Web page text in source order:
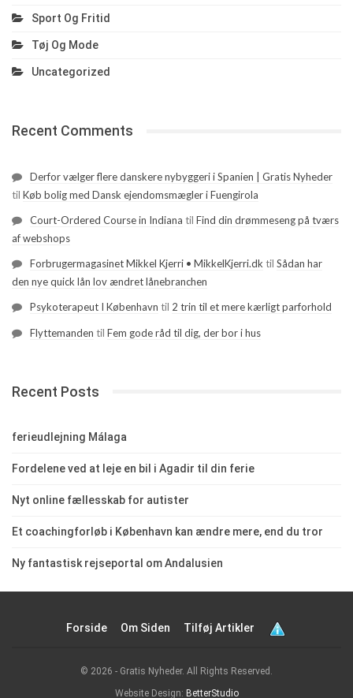
Sport Og Fritid
Tøj Og Mode
Uncategorized
Recent Comments
Derfor vælger flere danskere nybyggeri i Spanien | Gratis Nyheder
til Køb bolig med Dansk ejendomsmægler i Fuengirola
Court-Ordered Course in Indiana til Find din drømmeseng på tværs
af webshops
Forbrugermagasinet Mikkel Kjerri • MikkelKjerri.dk til Sådan har
den nye quick lån lov ændret lånebranchen
Psykoterapeut I København til 2 trin til et mere kærligt parforhold
Flyttemanden til Fem gode råd til dig, der bor i hus
Recent Posts
ferieudlejning Málaga
Fordelene ved at leje en bil i Agadir til din ferie
Nyt online fællesskab for autister
Et coachingforløb i København kan ændre mere, end du tror
Ny fantastisk rejseportal om Andalusien
Forside Om Siden Tilføj Artikler
© 2026 - Gratis Nyheder. All Rights Reserved.
Website Design: BetterStudio